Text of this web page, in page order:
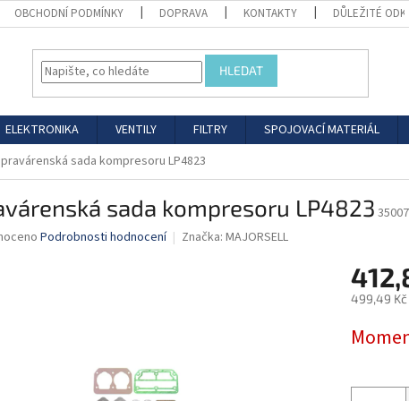
OBCHODNÍ PODMÍNKY DOPRAVA KONTAKTY DŮLEŽITÉ
HLEDAT
ELEKTRONIKA VENTILY FILTRY SPOJOVACÍ MATERIÁL
sada kompresoru LP4823
sada kompresoru LP4823
Podrobnosti hodnocení Značka: MAJORSELL
499,49 Kč
cena: